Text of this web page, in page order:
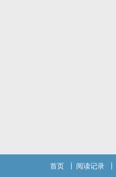
首页 阅读记录